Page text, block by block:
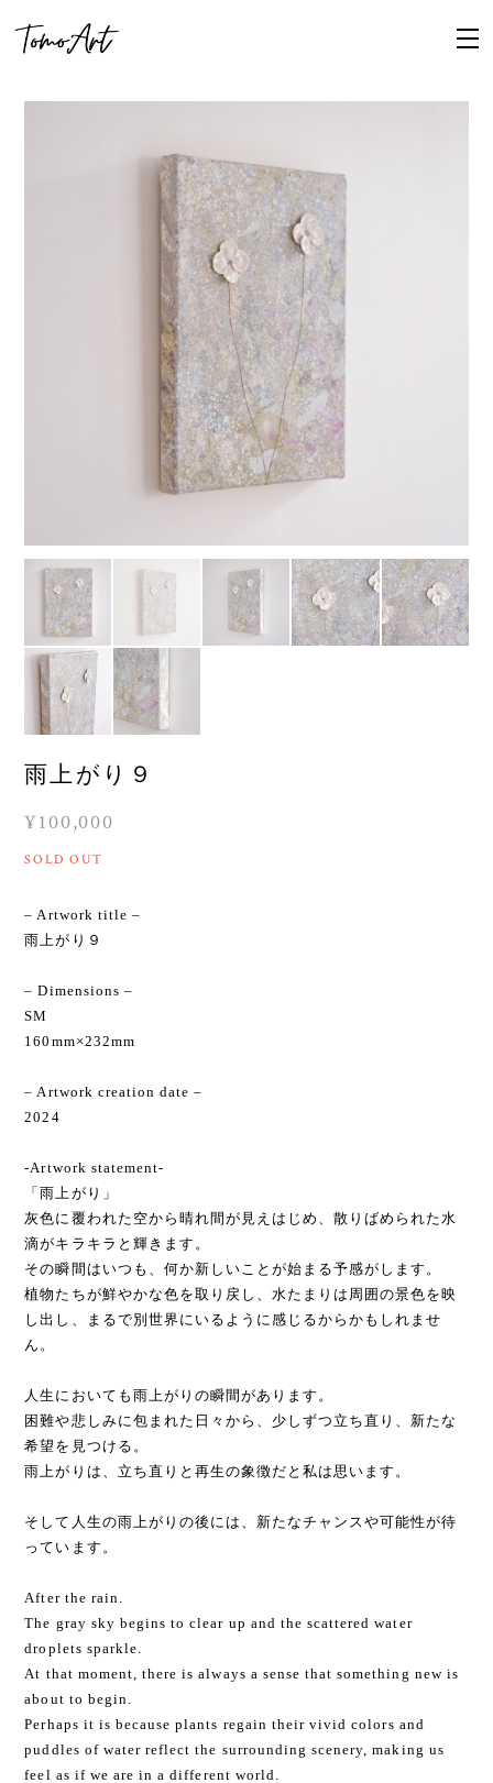
雨上がり９
¥100,000
SOLD OUT
– Artwork title –
雨上がり９
– Dimensions –
SM
160mm×232mm
– Artwork creation date –
2024
-Artwork statement-
「雨上がり」
灰色に覆われた空から晴れ間が見えはじめ、散りばめられた水
滴がキラキラと輝きます。
その瞬間はいつも、何か新しいことが始まる予感がします。
植物たちが鮮やかな色を取り戻し、水たまりは周囲の景色を映
し出し、まるで別世界にいるように感じるからかもしれませ
ん。
人生においても雨上がりの瞬間があります。
困難や悲しみに包まれた日々から、少しずつ立ち直り、新たな
希望を見つける。
雨上がりは、立ち直りと再生の象徴だと私は思います。
そして人生の雨上がりの後には、新たなチャンスや可能性が待
っています。
After the rain.
The gray sky begins to clear up and the scattered water
droplets sparkle.
At that moment, there is always a sense that something new is
about to begin.
Perhaps it is because plants regain their vivid colors and
puddles of water reflect the surrounding scenery, making us
feel as if we are in a different world.